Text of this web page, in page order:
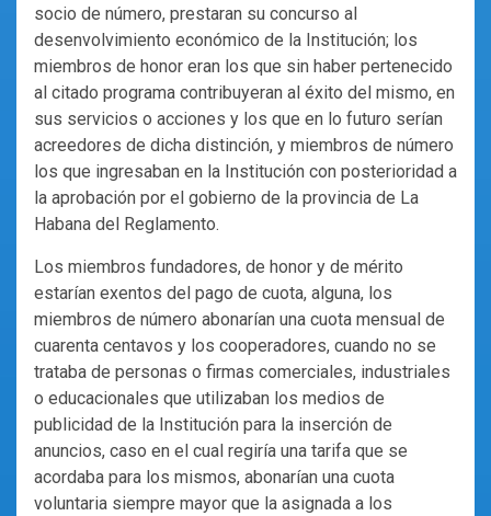
socio de número, prestaran su concurso al
desenvolvimiento económico de la Institución; los
miembros de honor eran los que sin haber pertenecido
al citado programa contribuyeran al éxito del mismo, en
sus servicios o acciones y los que en lo futuro serían
acreedores de dicha distinción, y miembros de número
los que ingresaban en la Institución con posterioridad a
la aprobación por el gobierno de la provincia de La
Habana del Reglamento.
Los miembros fundadores, de honor y de mérito
estarían exentos del pago de cuota, alguna, los
miembros de número abonarían una cuota mensual de
cuarenta centavos y los cooperadores, cuando no se
trataba de personas o firmas comerciales, industriales
o educacionales que utilizaban los medios de
publicidad de la Institución para la inserción de
anuncios, caso en el cual regiría una tarifa que se
acordaba para los mismos, abonarían una cuota
voluntaria siempre mayor que la asignada a los